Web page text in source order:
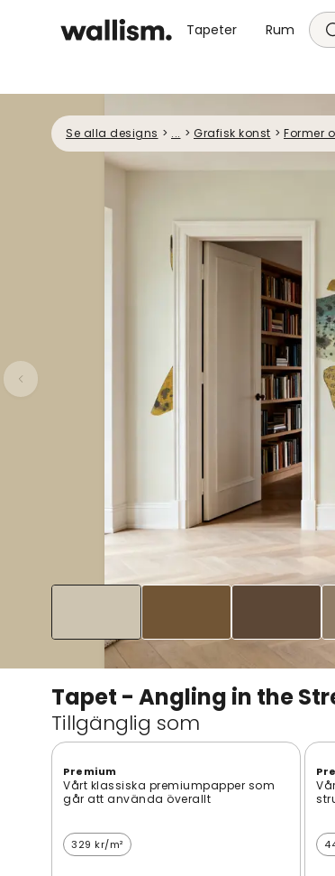
Tapeter Rum
Se alla designs > ... > Grafisk konst > Former
Tapet - Angling in the
Tillgänglig som
Premium
Vårt klassiska premiumpapper som
går att använda överallt
329 kr/m²